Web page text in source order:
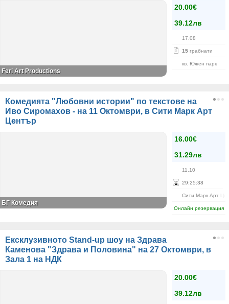
20.00€
39.12лв
17.08
15 грабнати
кв. Южен парк
Feri Art Productions
Комедията "Любовни истории" по текстове на
Иво Сиромахов - на 11 Октомври, в Сити Марк Арт
Център
16.00€
31.29лв
11.10
29:25:38
Сити Марк Арт
Онлайн резервация
БГ Комедия
Ексклузивното Stand-up шоу на Здрава
Каменова "Здрава и Половина" на 27 Октомври, в
Зала 1 на НДК
20.00€
39.12лв